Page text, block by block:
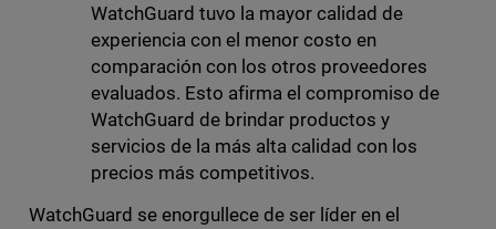
WatchGuard tuvo la mayor calidad de
experiencia con el menor costo en
comparación con los otros proveedores
evaluados. Esto afirma el compromiso de
WatchGuard de brindar productos y
servicios de la más alta calidad con los
precios más competitivos.
WatchGuard se enorgullece de ser líder en el